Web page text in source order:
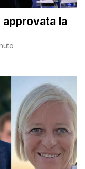
approvata la